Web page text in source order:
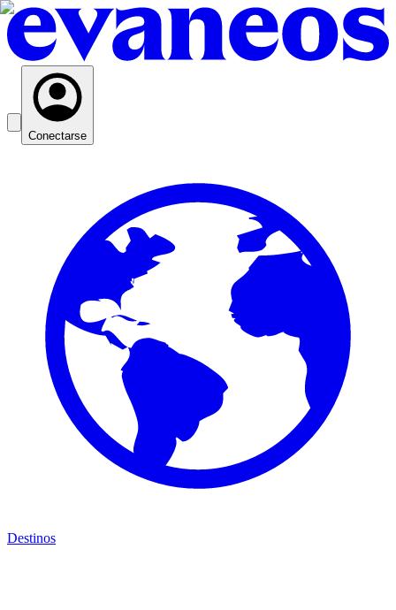
Conectarse
Destinos